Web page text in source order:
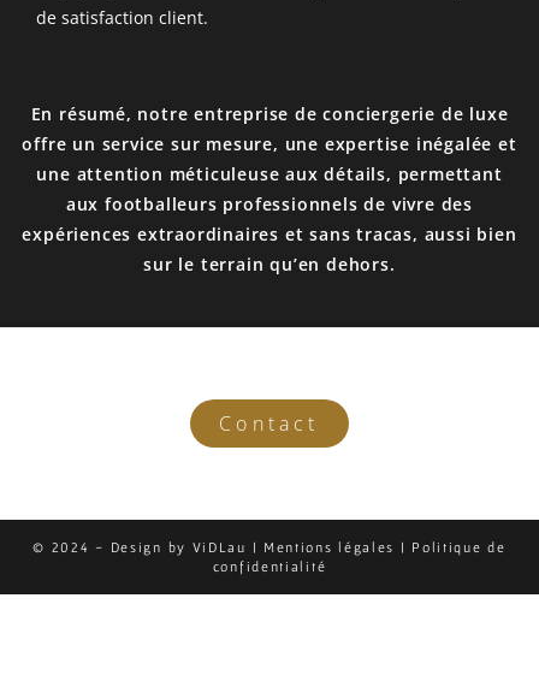
de satisfaction client.
En résumé, notre entreprise de conciergerie de luxe
offre un service sur mesure, une expertise inégalée et
une attention méticuleuse aux détails, permettant
aux footballeurs professionnels de vivre des
expériences extraordinaires et sans tracas, aussi bien
sur le terrain qu’en dehors.
Contact
© 2024 - Design by ViDLau | Mentions légales | Politique de
confidentialité